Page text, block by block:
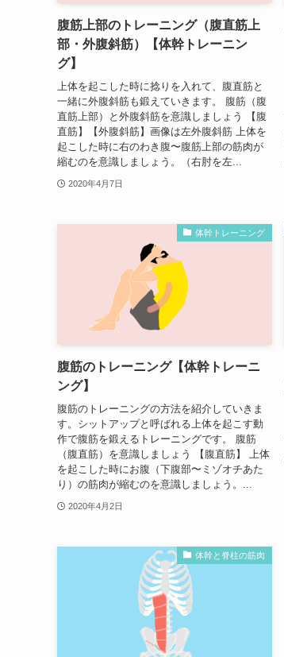
腹筋上部のトレーニング（腹直筋上
部・外腹斜筋）【体幹トレーニン
グ】
上体を起こした時に捻りを入れて、腹直筋と
一緒に外腹斜筋も鍛えていきます。 腹筋（腹
直筋上部）と外腹斜筋を意識しましょう 【腹
直筋】【外腹斜筋】画像は左外腹斜筋 上体を
起こした時に右のわき腹〜腹筋上部の筋肉が
縮むのを意識しましょう。（右肘を左...
2020年4月7日
体幹トレーニング
腹筋のトレーニング【体幹トレーニ
ング】
腹筋のトレーニングの方法を紹介していきま
す。シットアップと呼ばれる上体を起こす動
作で腹筋を鍛えるトレーニングです。 腹筋
（腹直筋）を意識しましょう 【腹直筋】 上体
を起こした時にお腹（下腹部〜ミゾオチあた
り）の筋肉が縮むのを意識しましょう。...
2020年4月2日
体幹と脊柱の筋肉